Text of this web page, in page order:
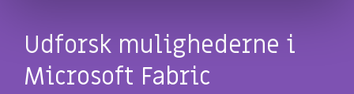
Udforsk mulighederne i
Microsoft Fabric